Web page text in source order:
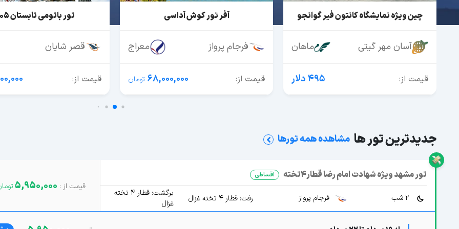
آفر تور کوش آداسی
فرجام پرواز معراج
قیمت از: 68,000,000
تور باتومی تابستان 1405
قصر شایان وارش
قیمت از: 51,200,000
تور ازمیر
دلنیا گشت
قیمت از:
جدیدترین تور ها مشاهده همه تورها
تور مشهد ویژه شهادت امام رضا قطار4تخته اقساطی
فرجام پرواز رفت: قطار 4 تخته غزال
برگشت: قطار 4 تخته
غزال
5,950,000